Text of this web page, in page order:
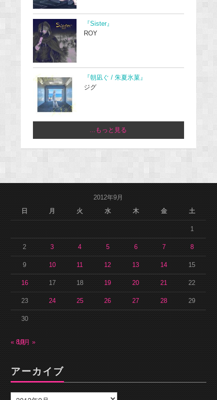
『Sister』
ROY
『朝凪ぐ / 朱夏氷菓』
ジグ
...もっと見る
2012年9月
日
月 火 水 木 金 土
1
2 3 4 5 6 7 8
9 10 11 12 13 14 15
16 17 18 19 20 21 22
23 24 25 26 27 28 29
30
« 8月
10月 »
アーカイブ
ー